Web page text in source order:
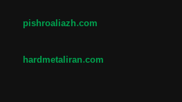
pishroaliazh.com
hardmetaliran.com